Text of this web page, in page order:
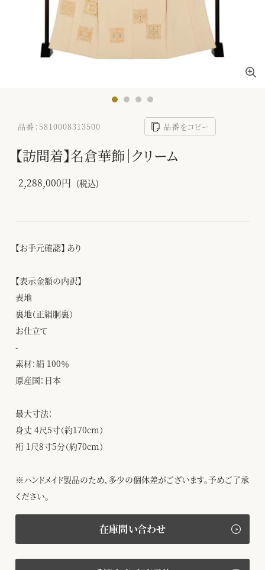
品番：5810008313500 品番をコピー
【訪問着】名倉華飾｜クリーム
2,288,000円 (税込)
【お手元確認】 あり
【表示金額の内訳】
表地
裏地（正絹胴裏）
お仕立て
-
素材：絹 100％
原産国：日本
最大寸法：
身丈 4尺5寸（約170cm）
裄 1尺8寸5分（約70cm）
※ハンドメイド製品のため、多少の個体差がございます。予めご了承
ください。
在庫問い合わせ